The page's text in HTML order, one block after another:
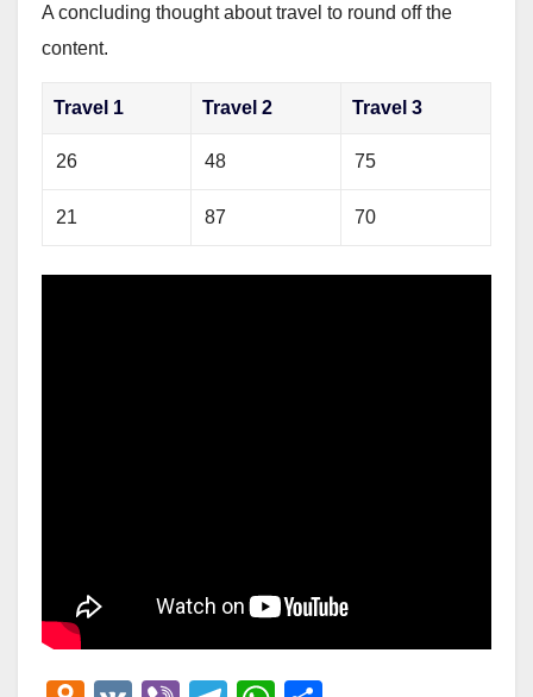
A concluding thought about travel to round off the
content.
Travel 1 Travel 2 Travel 3
26 48 75
21 87 70